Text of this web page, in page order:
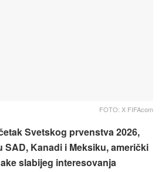
FOTO: X FIFAcom
Svetskog prvenstva 2026,
SAD, Kanadi i Meksiku, američki
slabijeg interesovanja